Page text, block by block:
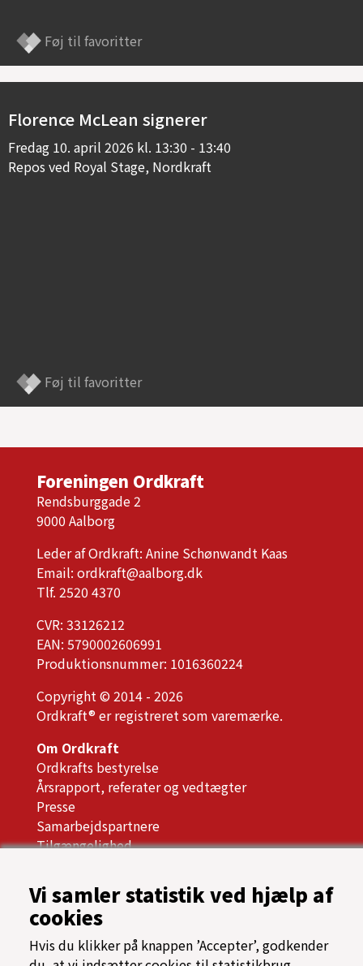
Føj til favoritter
Florence McLean signerer
Fredag 10. april 2026 kl. 13:30 - 13:40
Repos ved Royal Stage, Nordkraft
Føj til favoritter
Foreningen Ordkraft
Rendsburggade 2
9000 Aalborg
Leder af Ordkraft: Anine Schønwandt Kaas
Email: ordkraft@aalborg.dk
Tlf. 2520 4370
CVR: 33126212
EAN: 5790002606991
Produktionsnummer: 1016360224
Copyright © 2014 - 2026
Ordkraft® er registreret som varemærke.
Om Ordkraft
Ordkrafts bestyrelse
Årsrapport, referater og vedtægter
Presse
Samarbejdspartnere
Tilgængelighed
Cookiespolitik
Programarkiv
→ Find vej til Nordkraft
⟳ Find rundt på Ordkraft
Vi samler statistik ved hjælp af
cookies
Hvis du klikker på knappen ’Accepter’, godkender